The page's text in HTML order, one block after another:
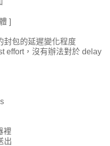
]
封包的延遲變化程度
effort，沒有辦法對於 delay
裡
出